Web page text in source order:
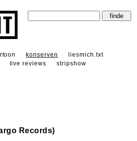
konserven
liesmich.txt
live reviews
stripshow
Records)